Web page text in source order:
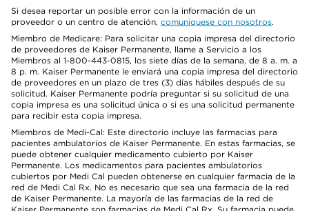
Si desea reportar un posible error con la información de un
proveedor o un centro de atención, comuníquese con nosotros.
Miembro de Medicare: Para solicitar una copia impresa del directorio
de proveedores de Kaiser Permanente, llame a Servicio a los
Miembros al 1-800-443-0815, los siete días de la semana, de 8 a. m. a
8 p. m. Kaiser Permanente le enviará una copia impresa del directorio
de proveedores en un plazo de tres (3) días hábiles después de su
solicitud. Kaiser Permanente podría preguntar si su solicitud de una
copia impresa es una solicitud única o si es una solicitud permanente
para recibir esta copia impresa.
Miembros de Medi-Cal: Este directorio incluye las farmacias para
pacientes ambulatorios de Kaiser Permanente. En estas farmacias, se
puede obtener cualquier medicamento cubierto por Kaiser
Permanente. Los medicamentos para pacientes ambulatorios
cubiertos por Medi Cal pueden obtenerse en cualquier farmacia de la
red de Medi Cal Rx. No es necesario que sea una farmacia de la red
de Kaiser Permanente. La mayoría de las farmacias de la red de